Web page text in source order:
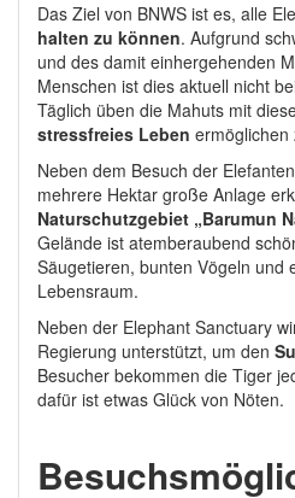
Das Ziel von BNWS ist es, alle
halten zu können. Aufgrund
und des damit einhergehenden
Menschen ist dies aktuell nicht
Täglich üben die Mahuts mit
stressfreies Leben ermöglichen
Neben dem Besuch der
mehrere Hektar große Anlage
Naturschutzgebiet „Barumun
Gelände ist atemberaubend
Säugetieren, bunten Vögeln und
Lebensraum.
Neben der Elephant Sanctuary
Regierung unterstützt, um den
Besucher bekommen die Tiger
dafür ist etwas Glück von Nöten.